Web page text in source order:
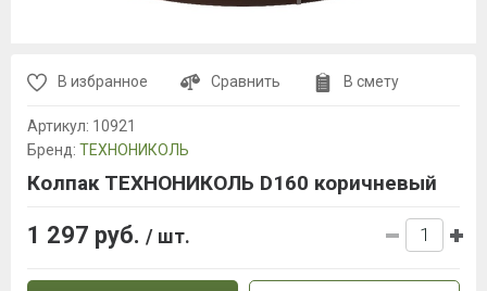
В избранное Сравнить В смету
Артикул: 10921
Бренд: ТЕХНОНИКОЛЬ
Колпак ТЕХНОНИКОЛЬ D160 коричневый
1 297 руб. / шт.